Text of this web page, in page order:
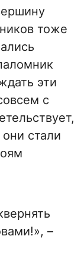
тоже
эти
с
стали
–